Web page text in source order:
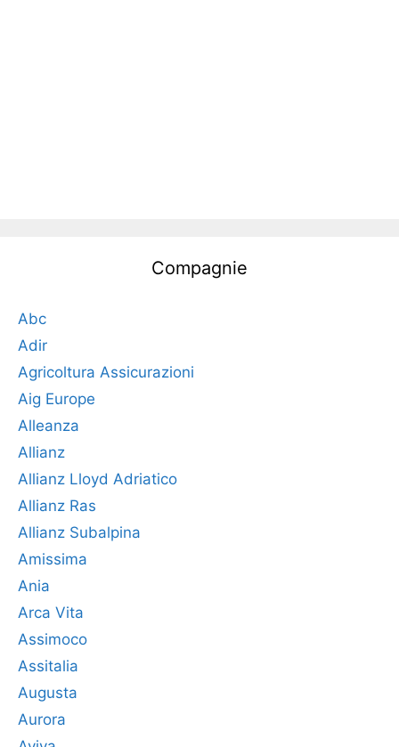
Compagnie
Abc
Adir
Agricoltura Assicurazioni
Aig Europe
Alleanza
Allianz
Allianz Lloyd Adriatico
Allianz Ras
Allianz Subalpina
Amissima
Ania
Arca Vita
Assimoco
Assitalia
Augusta
Aurora